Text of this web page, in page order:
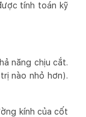
tính toán kỹ
năng chịu cắt.
nào nhỏ hơn).
kính của cốt